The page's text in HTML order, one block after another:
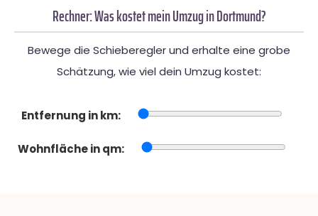
Rechner: Was kostet mein Umzug in Dortmund?
Bewege die Schieberegler und erhalte eine grobe
Schätzung, wie viel dein Umzug kostet:
Entfernung in km:
Wohnfläche in qm: